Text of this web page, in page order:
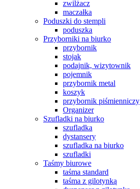
zwilżacz
maczałka
Poduszki do stempli
poduszka
Przyborniki na biurko
przybornik
stojak
podajnik, wizytownik
pojemnik
przybornik metal
koszyk
przybornik piśmienniczy
Organizer
Szufladki na biurko
szufladka
dystansery
szufladka na biurko
szufladki
Taśmy biurowe
taśma standard
taśma z gilotynką